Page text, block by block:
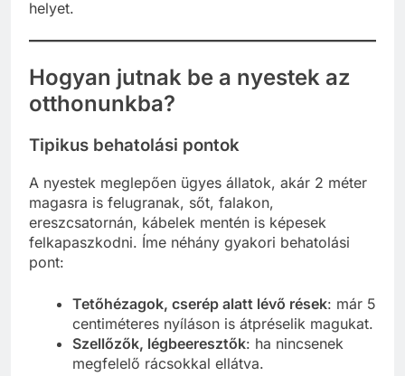
helyet.
Hogyan jutnak be a nyestek az
otthonunkba?
Tipikus behatolási pontok
A nyestek meglepően ügyes állatok, akár 2 méter
magasra is felugranak, sőt, falakon,
ereszcsatornán, kábelek mentén is képesek
felkapaszkodni. Íme néhány gyakori behatolási
pont:
Tetőhézagok, cserép alatt lévő rések: már 5
centiméteres nyíláson is átpréselik magukat.
Szellőzők, légbeeresztők: ha nincsenek
megfelelő rácsokkal ellátva.